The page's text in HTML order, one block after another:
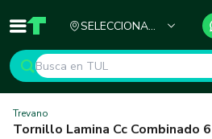
Inicio TUL - Tu Marketplace de
SELECCIONA
Trevano
Tornillo Lamina Cc Combinado